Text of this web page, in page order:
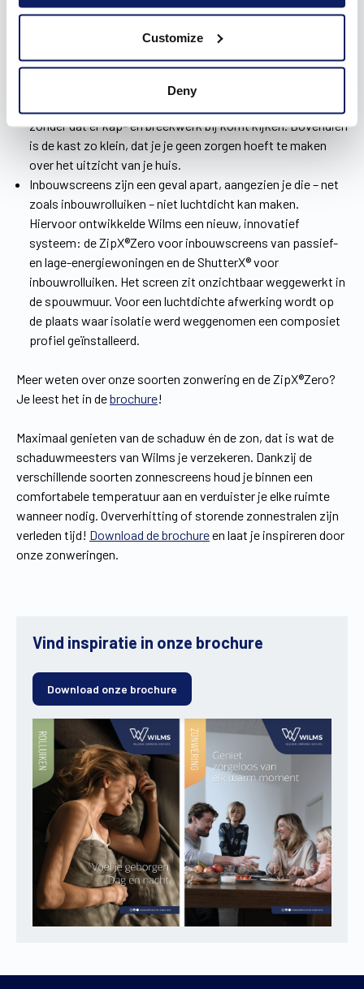
Customize
Deny
Opbouwscreens zijn voor een nieuwbouwwoning enorm
woning geplaatst als één geheel. Je werkt ze zo perfect
weg in je interieur én het warmteverlies blijft beperkt.
Wanneer je renoveert, zijn voorzetscreens de ideale
zonder dat er kap- en breekwerk bij komt kijken. Bovendien
is de kast zo klein, dat je je geen zorgen hoeft te maken
over het uitzicht van je huis.
Inbouwscreens zijn een geval apart, aangezien je die – net
zoals inbouwrolluiken – niet luchtdicht kan maken.
Hiervoor ontwikkelde Wilms een nieuw, innovatief
systeem: de ZipX®Zero voor inbouwscreens van passief-
en lage-energiewoningen en de ShutterX® voor
inbouwrolluiken. Het screen zit onzichtbaar weggewerkt in
de spouwmuur. Voor een luchtdichte afwerking wordt op
de plaats waar isolatie werd weggenomen een composiet
profiel geïnstalleerd.
Meer weten over onze soorten zonwering en de ZipX®Zero?
Je leest het in debrochure!
Maximaal genieten van de schaduw én de zon, dat is wat de
schaduwmeesters van Wilms je verzekeren. Dankzij de
verschillende soorten zonnescreens houd je binnen een
comfortabele temperatuur aan en verduister je elke ruimte
wanneer nodig. Oververhitting of storende zonnestralen zijn
verleden tijd! Download de brochureen laat je inspireren door
onze zonweringen.
Vind inspiratie in onze brochure
Download onze brochure